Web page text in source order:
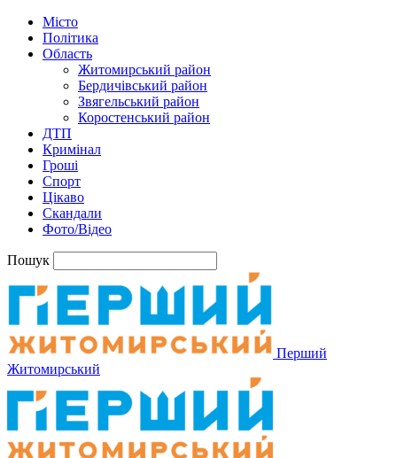
Місто
Політика
Область
Житомирський район
Бердичівський район
Звягельський район
Коростенський район
ДТП
Кримінал
Гроші
Спорт
Цікаво
Скандали
Фото/Відео
Пошук
Перший
Житомирський